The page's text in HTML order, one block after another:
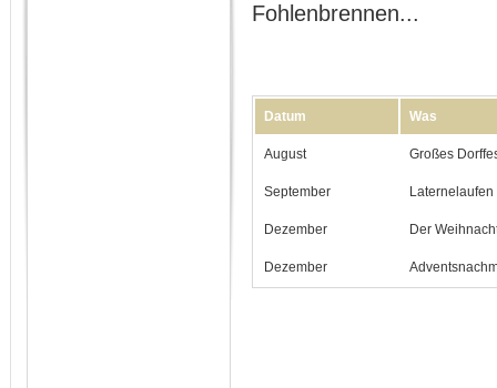
Fohlenbrennen...
Datum Was
August Großes
September Laternelaufen
Dezember Der
Dezember